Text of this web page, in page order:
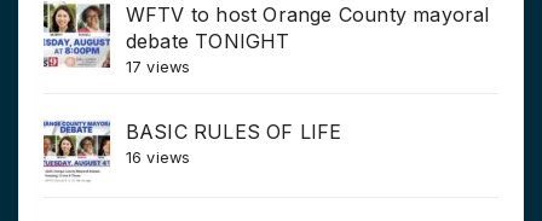
WFTV to host Orange County mayoral
debate TONIGHT
17 views
BASIC RULES OF LIFE
16 views